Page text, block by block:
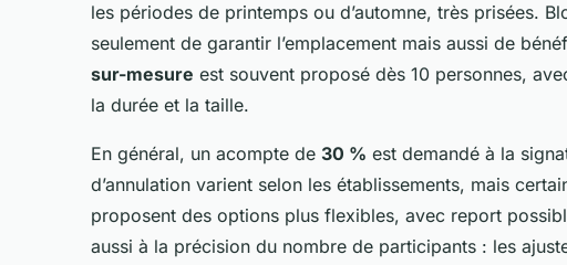
les périodes de printemps ou d’automne, très prisées.
seulement de garantir l’emplacement mais aussi de
sur-mesure est souvent proposé dès 10 personnes,
la durée et la taille.
En général, un acompte de 30 % est demandé à la
d’annulation varient selon les établissements, mais
proposent des options plus flexibles, avec report
aussi à la précision du nombre de participants : les